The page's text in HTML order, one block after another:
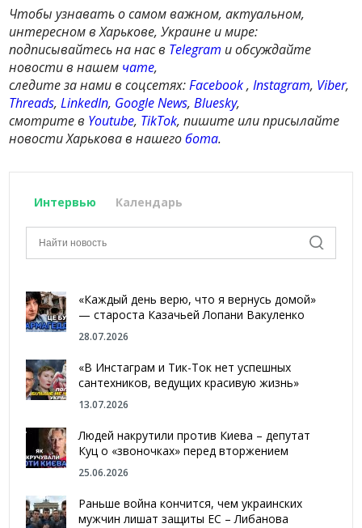
Чтобы узнавать о самом важном, актуальном,
интересном в Харькове, Украине и мире:
подписывайтесь на нас в Telegram и обсуждайте
новости в нашем чате,
следите за нами в соцсетях:Facebook,Instagram, Viber,
Threads,LinkedIn, Google News,Bluesky,
смотрите в Youtube, TikTok, пишите или присылайте
новости Харькова в нашегобота.
Интервью Календарь
«Каждый день верю, что я вернусь домой»
— староста Казачьей Лопани Вакуленко
28.07.2026
«В Инстаграм и Тик-Ток нет успешных
сантехников, ведущих красивую жизнь»
13.07.2026
Людей накрутили против Киева – депутат
Куц о «звоночках» перед вторжением
25.06.2026
Раньше война кончится, чем украинских
мужчин лишат защиты ЕС – Либанова